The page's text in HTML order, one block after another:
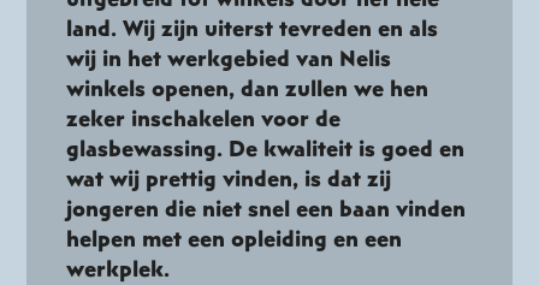
land. Wij zijn uiterst tevreden en als
wij in het werkgebied van Nelis
winkels openen, dan zullen we hen
zeker inschakelen voor de
glasbewassing. De kwaliteit is goed en
wat wij prettig vinden, is dat zij
jongeren die niet snel een baan vinden
helpen met een opleiding en een
werkplek.